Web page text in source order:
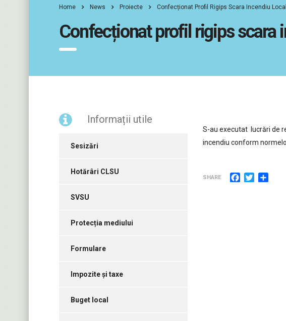
Home News Proiecte Confecționat Profil Rigips Scara Incendiu
Confecționat profil rigips scara
S-au executat lucrări de
incendiu conform
SHARE Facebook
Twitter
Informații utile
Sesizări
Hotărâri CLSU
SVSU
Protecția mediului
Formulare
Impozite și taxe
Buget local